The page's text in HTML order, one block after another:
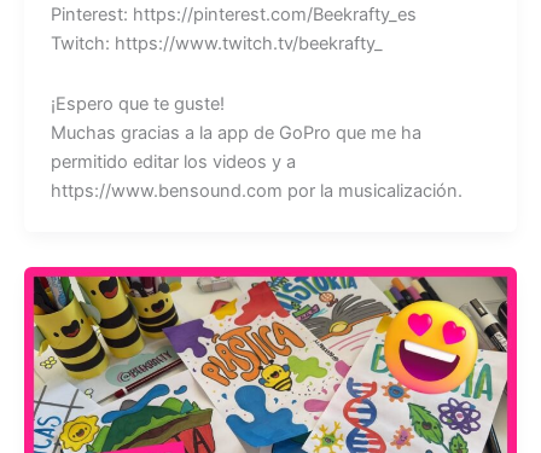
Pinterest: https://pinterest.com/Beekrafty_es
Twitch: https://www.twitch.tv/beekrafty_
¡Espero que te guste!
Muchas gracias a la app de GoPro que me ha
permitido editar los videos y a
https://www.bensound.com por la musicalización.